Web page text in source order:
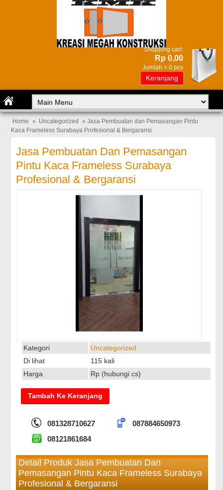
Shopping cart:
Rp 0,00
Jumlah = 0 pcs
Keranjang
Home » Uncategorized
» Jasa Pembuatan dan Pemasangan Pintu
Kaca Frameless Surabaya Profesional & Bergaransi
Jasa Pembuatan Dan Pemasangan
Pintu Kaca Frameless Surabaya
Profesional & Bergaransi
Kategori
Uncategorized
Di lihat
115 kali
Harga
Rp (hubungi cs)
081328710627
087884650973
08121861684
Detail Produk Jasa Pembuatan Dan
Pemasangan Pintu Kaca Frameless Surabaya
Profesional & Bergaransi